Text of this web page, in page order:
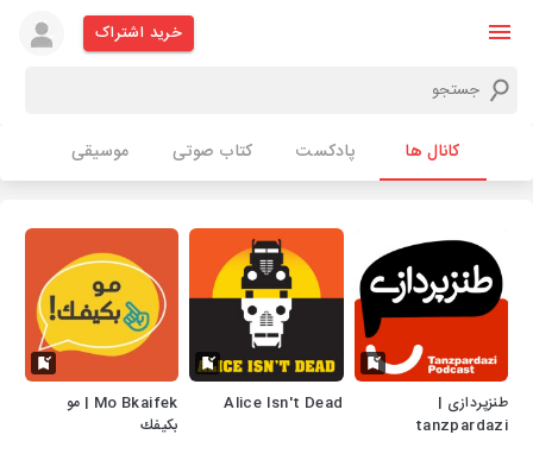
خرید اشتراک
کانال ها پادکست کتاب صوتی موسیقی
طنزپردازی |
tanzpardazi
Alice Isn't Dead
Mo Bkaifek | مو
بكيفك